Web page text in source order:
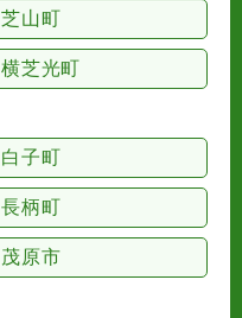
芝山町
横芝光町
白子町
長柄町
茂原市